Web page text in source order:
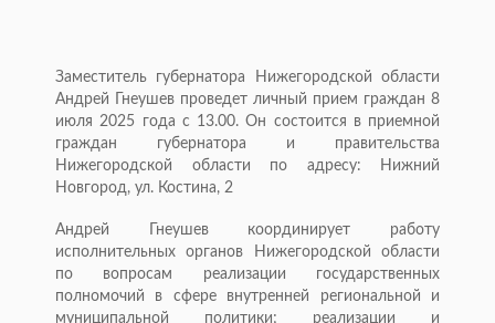
Заместитель губернатора Нижегородской области
Андрей Гнеушев проведет личный прием граждан 8
июля 2025 года с 13.00. Он состоится в приемной
граждан губернатора и правительства
Нижегородской области по адресу: Нижний
Новгород, ул. Костина, 2
Андрей Гнеушев координирует работу
исполнительных органов Нижегородской области
по вопросам реализации государственных
полномочий в сфере внутренней региональной и
муниципальной политики; реализации и